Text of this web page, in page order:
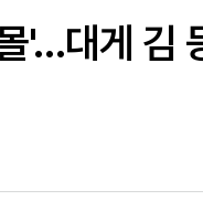
'…대게 김